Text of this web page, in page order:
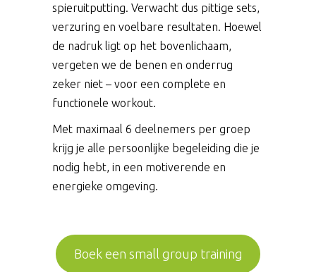
spieruitputting. Verwacht dus pittige sets,
verzuring en voelbare resultaten. Hoewel
de nadruk ligt op het bovenlichaam,
vergeten we de benen en onderrug
zeker niet – voor een complete en
functionele workout.
Met maximaal 6 deelnemers per groep
krijg je alle persoonlijke begeleiding die je
nodig hebt, in een motiverende en
energieke omgeving.
Boek een small group training